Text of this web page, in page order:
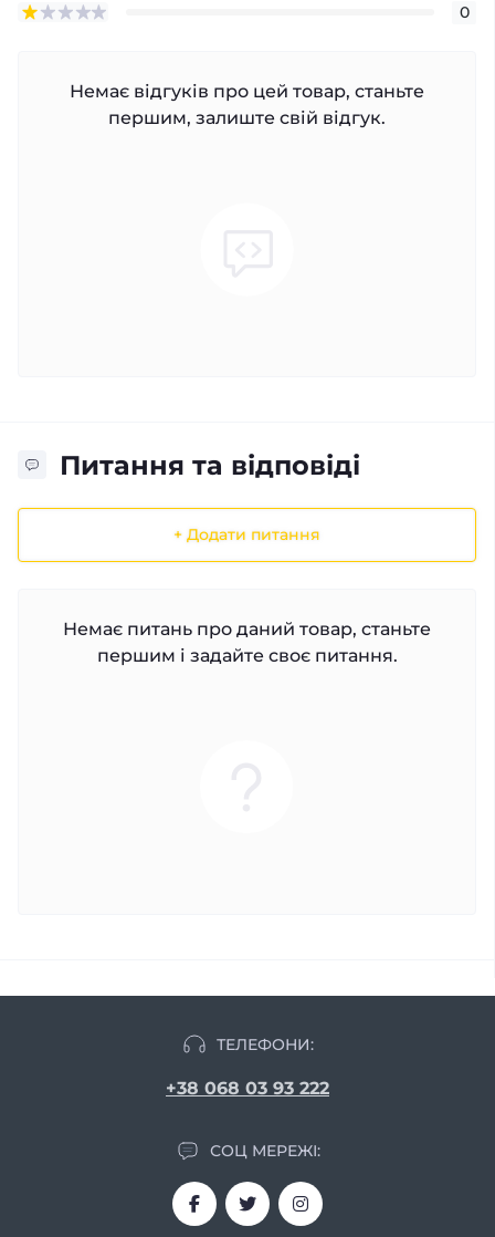
0
Немає відгуків про цей товар, станьте
першим, залиште свій відгук.
Питання та відповіді
+ Додати питання
Немає питань про даний товар, станьте
першим і задайте своє питання.
ТЕЛЕФОНИ:
+38 068 03 93 222
СОЦ МЕРЕЖІ: